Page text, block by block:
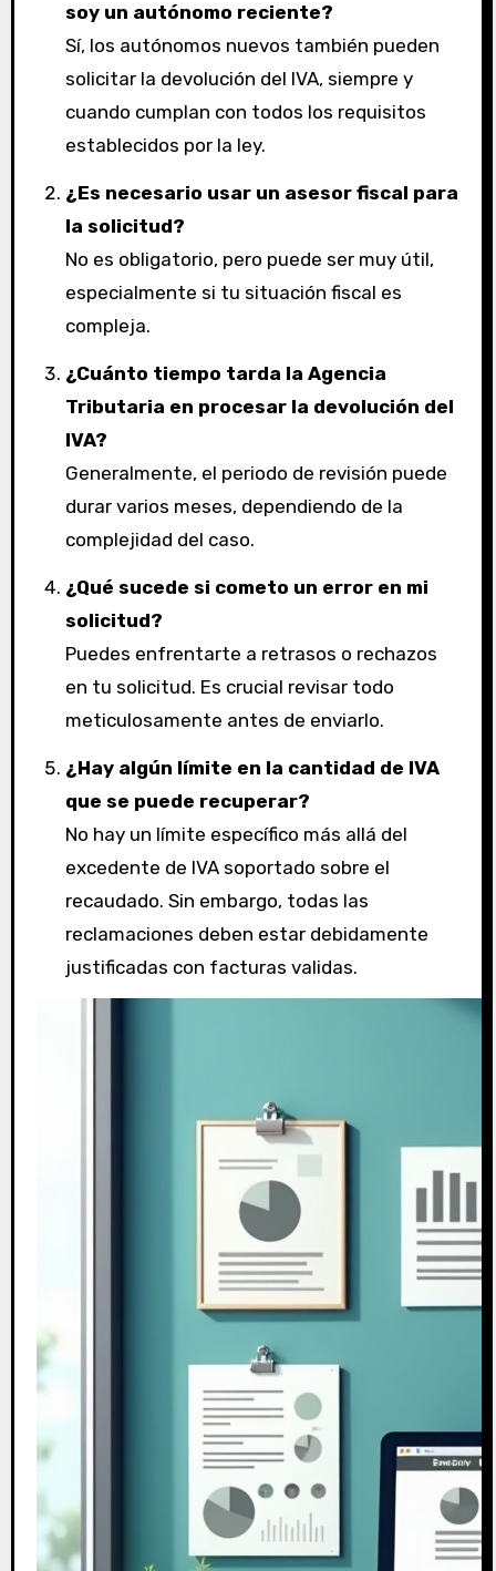
soy un autónomo reciente?
Sí, los autónomos nuevos también pueden
solicitar la devolución del IVA, siempre y
cuando cumplan con todos los requisitos
establecidos por la ley.
¿Es necesario usar un asesor fiscal para
la solicitud?
No es obligatorio, pero puede ser muy útil,
especialmente si tu situación fiscal es
compleja.
¿Cuánto tiempo tarda la Agencia
Tributaria en procesar la devolución del
IVA?
Generalmente, el periodo de revisión puede
durar varios meses, dependiendo de la
complejidad del caso.
¿Qué sucede si cometo un error en mi
solicitud?
Puedes enfrentarte a retrasos o rechazos
en tu solicitud. Es crucial revisar todo
meticulosamente antes de enviarlo.
¿Hay algún límite en la cantidad de IVA
que se puede recuperar?
No hay un límite específico más allá del
excedente de IVA soportado sobre el
recaudado. Sin embargo, todas las
reclamaciones deben estar debidamente
justificadas con facturas validas.